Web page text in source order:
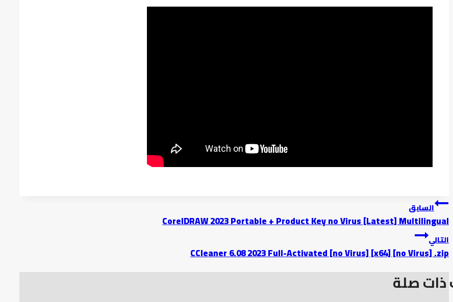
تصفّح
المقالات
السابق
CorelDRAW 2023 Portable + Product Key no Virus [Latest] Multilingual
التالي
CCleaner 6.08 2023 Full-Activated [no Virus] [x64] [no Virus] .zip
صلة